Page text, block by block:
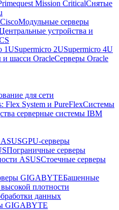
Mission CriticalСнятые
Модульные серверы
устройства и
1USupermicro 2USupermicro 4U
и шасси OracleСерверы Oracle
для сети
Flex System и PureFlexСистемы
серверные системы IBM
GPU-серверы
Пограничные серверы
ASUSСтоечные серверы
GIGABYTEБашенные
плотности
данных
GIGABYTE